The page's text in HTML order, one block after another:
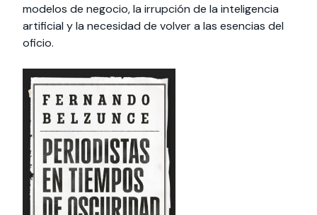
modelos de negocio, la irrupción de la inteligencia
artificial y la necesidad de volver a las esencias del
oficio.